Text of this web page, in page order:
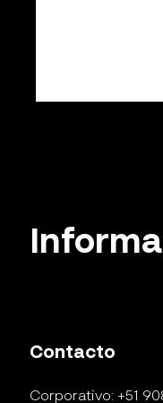
Contacto
Corporativo: +51